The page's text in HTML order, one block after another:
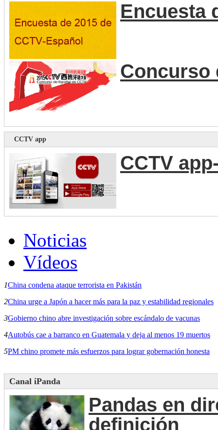
Encuesta
Concurso
CCTV app
CCTV
Noticias
Vídeos
1China condena ataque terrorista en Pakistán
2China urge a Japón a hacer más para la paz y estabilidad regionales
3Gobierno chino abre investigación sobre escándalo de vacunas
4Autobús cae a barranco en Guatemala y deja al menos 19 muertos
5PM chino promete más esfuerzos para lograr gobernación honesta
Canal iPanda
Pandas en
definición